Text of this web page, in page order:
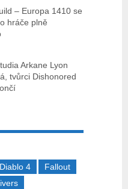
– Europa 1410 se
hráče plně
Arkane Lyon
tvůrci Dishonored
Diablo 4
Fallout